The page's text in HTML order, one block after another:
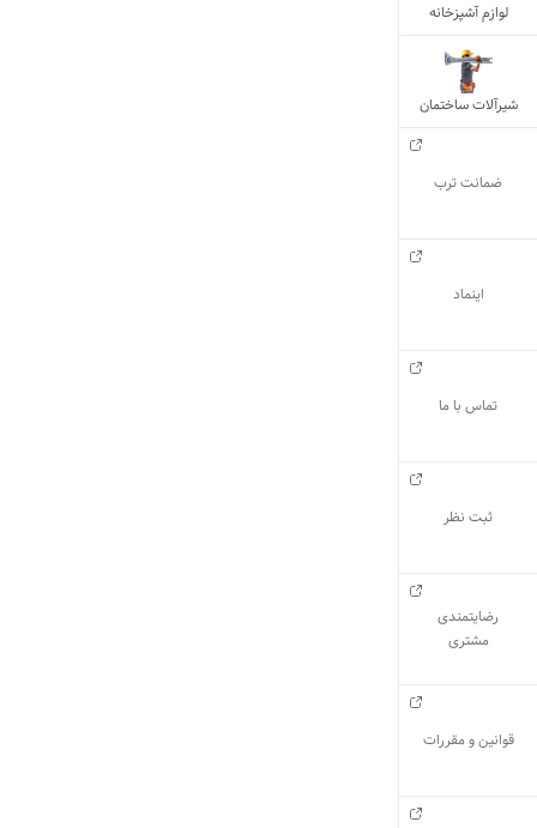
لوازم آشپزخانه
شیرآلات ساختمان
ضمانت ترب
اینماد
تماس با ما
ثبت نظر
رضایتمندی
مشتری
قوانین و مقررات